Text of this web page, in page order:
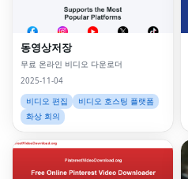
동영상저장
무료 온라인 비디오 다운로더
2025-11-04
비디오 편집
비디오 호스팅 플랫폼
화상 회의